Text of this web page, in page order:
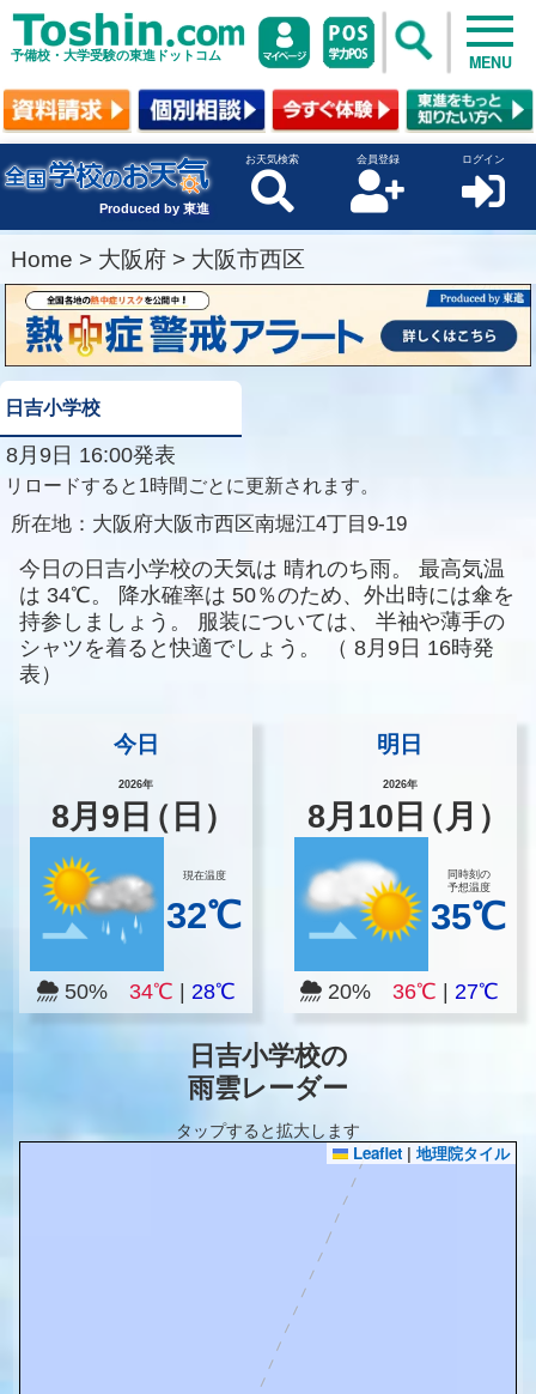
予備校・大学受験の東進ドットコム MENU
Produced by 東進
お天気検索 会員登録 ログイン
Home > 大阪府 > 大阪市西区
日吉小学校
8月9日 16:00発表
リロードすると1時間ごとに更新されます。
所在地： 大阪府大阪市西区南堀江4丁目9-19
今日の日吉小学校の天気は 晴れのち雨。
最高気温
は 34℃。 降水確率は 50％のため、外出時には傘を
持参しましょう。
服装については、
半袖や薄手の
シャツを着ると快適でしょう。
（ 8月9日 16時発
表）
今日
2026年
8月 9 日（日）
現在温度
32℃
50% 34℃ 28℃
明日
2026年
8月 10 日（月）
同時刻の
予想温度
35℃
20% 36℃ |27℃
日吉小学校の
雨雲レーダー
タップすると拡大します
Leaflet | 地理院タイル